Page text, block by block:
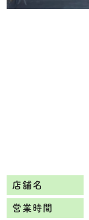
店舗名
営業時間